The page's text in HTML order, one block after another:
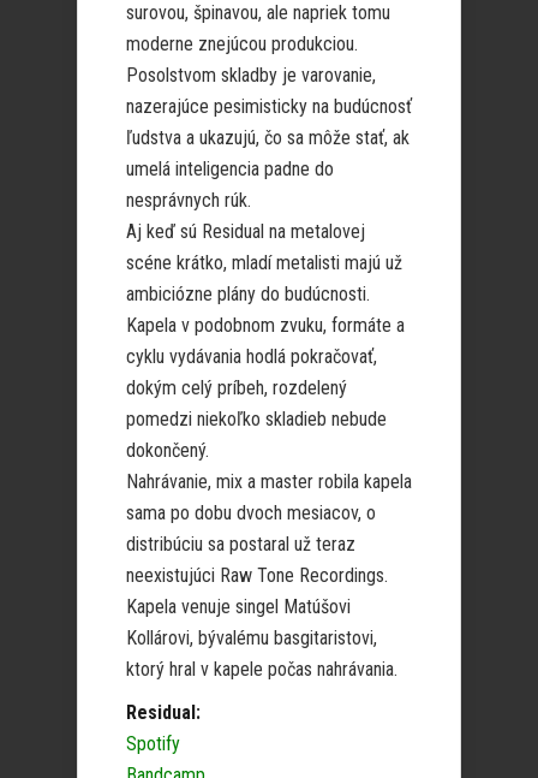
surovou, špinavou, ale napriek tomu
moderne znejúcou produkciou.
Posolstvom skladby je varovanie,
nazerajúce pesimisticky na budúcnosť
ľudstva a ukazujú, čo sa môže stať, ak
umelá inteligencia padne do
nesprávnych rúk.
Aj keď sú Residual na metalovej
scéne krátko, mladí metalisti majú už
ambiciózne plány do budúcnosti.
Kapela v podobnom zvuku, formáte a
cyklu vydávania hodlá pokračovať,
dokým celý príbeh, rozdelený
pomedzi niekoľko skladieb nebude
dokončený.
Nahrávanie, mix a master robila kapela
sama po dobu dvoch mesiacov, o
distribúciu sa postaral už teraz
neexistujúci Raw Tone Recordings.
Kapela venuje singel Matúšovi
Kollárovi, bývalému basgitaristovi,
ktorý hral v kapele počas nahrávania.
Residual:
Spotify